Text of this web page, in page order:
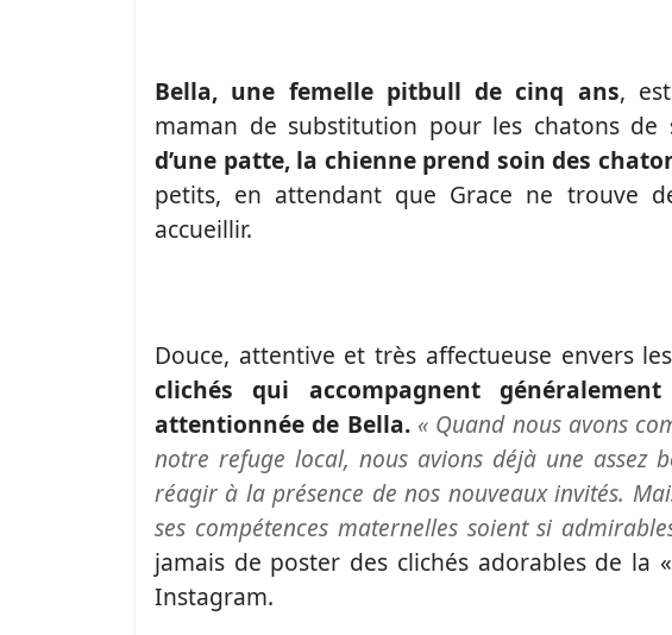
Bella, une femelle pitbull de cinq ans,
maman de substitution pour les chatons de
d’une patte, la chienne prend soin des
petits, en attendant que Grace ne trouve
accueillir.
Douce, attentive et très affectueuse envers
clichés qui accompagnent
attentionnée de Bella. « Quand nous avons
notre refuge local, nous avions déjà une assez
réagir à la présence de nos nouveaux invités.
ses compétences maternelles soient si
jamais de poster des clichés adorables de
Instagram.